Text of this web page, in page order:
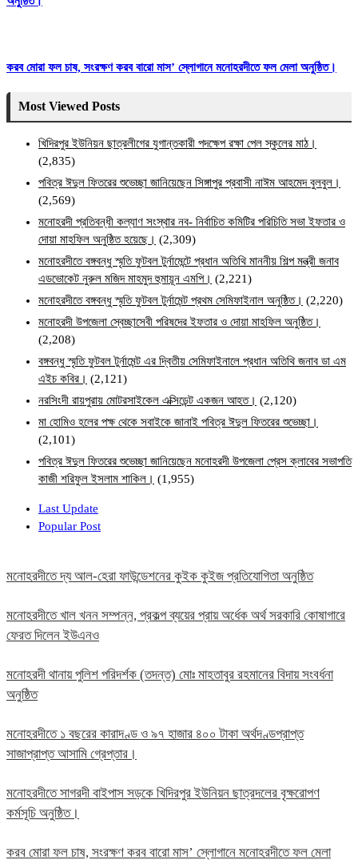
করব মোরা ফল চাষ, সংরক্ষণ করব বারো মাস’ স্লোগানে মনোহরদীতে ফল মেলা অনুষ্ঠিত।
Most Viewed Posts
খিদিরপুর ইউনিয়ন ছাত্রলীগের যুগান্তকারী পদক্ষেপ রক্ষা পেল স্কুলের মাঠ।
(2,835)
পবিত্র ঈদুল ফিতরের শুভেচ্ছা জানিয়েছেন সিঙ্গাপুর প্রবাসী নাঈম আহমেদ বুলবুল।
(2,569)
মনোহরদী প্রতিবন্ধী কল্যাণ সংস্থার নব- নির্বাচিত কমিটির পরিচিতি সভা ইফতার ও
দোয়া মাহফিল অনুষ্ঠিত হয়েছে। (2,309)
মনোহরদীতে বঙ্গবন্ধু স্মৃতি ফুটবল টুর্নামেন্টে প্রধান অতিথি মাননীয় শিল্প মন্ত্রী জনাব
এডভোকেট নুরুল মজিদ মাহমুদ হুমায়ূন এমপি। (2,221)
মনোহরদীতে বঙ্গবন্ধু স্মৃতি ফুটবল টুর্নামেন্ট প্রথম সেমিফাইনাল অনুষ্ঠিত। (2,220)
মনোহরদী উপজেলা স্বেচ্ছাসেবী পরিষদের ইফতার ও দোয়া মাহফিল অনুষ্ঠিত।
(2,208)
বঙ্গবন্ধু স্মৃতি ফুটবল টুর্নামেন্ট এর দ্বিতীয় সেমিফাইনালে প্রধান অতিথি জনাব ডা এম
এইচ কবির। (2,121)
নরসিংদী রায়পুরায় মোটরসাইকেল এক্সিডেন্ট একজন আহত। (2,120)
মা হোমিও হলের পক্ষ থেকে সবাইকে জানাই পবিত্র ঈদুল ফিতরের শুভেচ্ছা।
(2,101)
পবিত্র ঈদুল ফিতরের শুভেচ্ছা জানিয়েছেন মনোহরদী উপজেলা প্রেস ক্লাবের সভাপতি
কাজী শরিফুল ইসলাম শাকিল। (1,955)
Last Update
Popular Post
মনোহরদীতে দ্য আল-হেরা ফাউন্ডেশনের কুইক কুইজ প্রতিযোগিতা অনুষ্ঠিত
মনোহরদীতে খাল খনন সম্পন্ন, প্রকল্প ব্যয়ের প্রায় অর্ধেক অর্থ সরকারি কোষাগারে
ফেরত দিলেন ইউএনও
মনোহরদী থানায় পুলিশ পরিদর্শক (তদন্ত) মোঃ মাহতাবুর রহমানের বিদায় সংবর্ধনা
অনুষ্ঠিত
মনোহরদীতে ১ বছরের কারাদণ্ড ও ৯৭ হাজার ৪০০ টাকা অর্থদণ্ডপ্রাপ্ত
সাজাপ্রাপ্ত আসামি গ্রেপ্তার।
মনোহরদীতে সাগরদী বাইপাস সড়কে খিদিরপুর ইউনিয়ন ছাত্রদলের বৃক্ষরোপণ
কর্মসূচি অনুষ্ঠিত।
করব মোরা ফল চাষ, সংরক্ষণ করব বারো মাস’ স্লোগানে মনোহরদীতে ফল মেলা